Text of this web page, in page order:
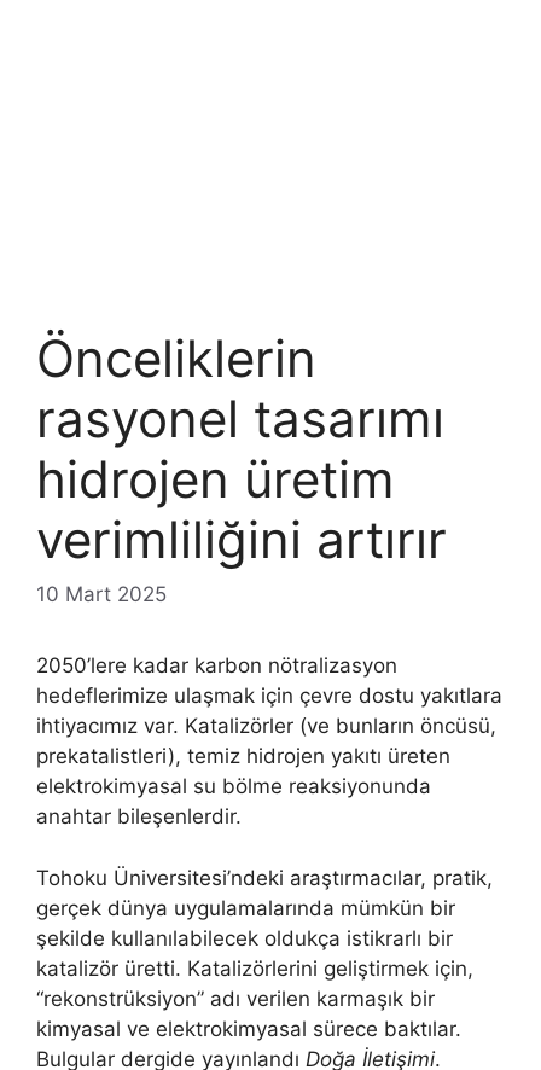
Önceliklerin
rasyonel tasarımı
hidrojen üretim
verimliliğini artırır
10 Mart 2025
2050’lere kadar karbon nötralizasyon
hedeflerimize ulaşmak için çevre dostu yakıtlara
ihtiyacımız var. Katalizörler (ve bunların öncüsü,
prekatalistleri), temiz hidrojen yakıtı üreten
elektrokimyasal su bölme reaksiyonunda
anahtar bileşenlerdir.
Tohoku Üniversitesi’ndeki araştırmacılar, pratik,
gerçek dünya uygulamalarında mümkün bir
şekilde kullanılabilecek oldukça istikrarlı bir
katalizör üretti. Katalizörlerini geliştirmek için,
“rekonstrüksiyon” adı verilen karmaşık bir
kimyasal ve elektrokimyasal sürece baktılar.
Bulgular dergide yayınlandı Doğa İletişimi.